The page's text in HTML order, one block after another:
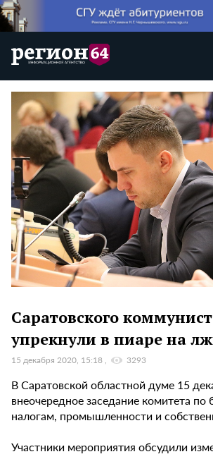
Саратовского
упрекнули в пиаре на
15 декабря 2020, 15:18 3293
В Саратовской областной думе 15
внеочередное заседание комитета
налогам, промышленности и
Участники мероприятия обсудили